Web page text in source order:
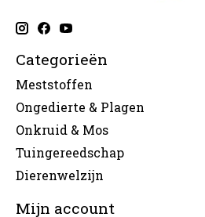
Categorieën
Meststoffen
Ongedierte & Plagen
Onkruid & Mos
Tuingereedschap
Dierenwelzijn
Mijn account